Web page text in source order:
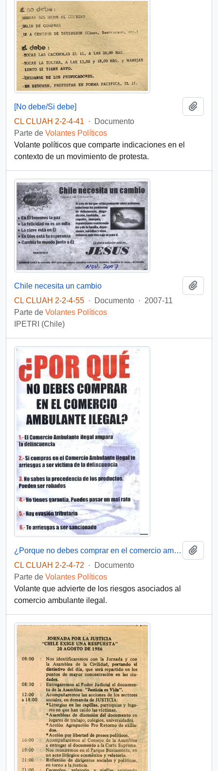
[No debe/Si debe]
CL CLUAH 2-2-4-41
·
Documento
Parte de Volantes Políticos
Volante políticos que comparte indicaciones en el
contexto de un movimiento de protesta.
Chile necesita un cambio
CL CLUAH 2-2-4-55 · Documento · 2007-11
Parte de Volantes Políticos
IPETRI (Chile)
¿Porque no debes comprar en el comercio ambulante ilegal?
CL CLUAH 2-2-4-72
·
Documento
Parte de Volantes Políticos
Volante que advierte de los riesgos asociados al
comercio ambulante ilegal.